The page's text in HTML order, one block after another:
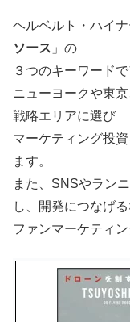
ヘルベルト・ハイナ
ソース 」の
３つのキーワード
ニューヨークや東
戦略エリアに選び
マーケティング投
ます。
また、SNSやラン
し、開発につなげ
ファンマーケティ